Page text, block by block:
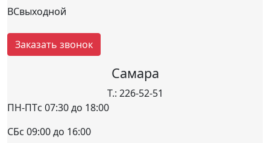
ВСвыходной
Заказать звонок
Самара
Т.: 226-52-51
ПН-ПТс 07:30 до 18:00
СБс 09:00 до 16:00